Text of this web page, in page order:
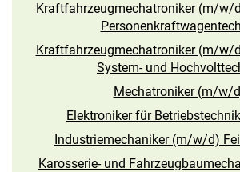
Kraftfahrzeugmechatroniker (m/w/
Kraftfahrzeugmechatroniker (m/w/
System- und
Mechatroniker (m/w/
Elektroniker für
Industriemechaniker (m/w/d)
Karosserie- und